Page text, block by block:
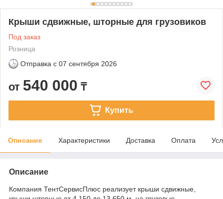
Крыши сдвижные, шторные для грузовиков
Под заказ
Розница
Отправка с 07 сентября 2026
от 540 000 ₸
Купить
Описание Характеристики Доставка Оплата
Описание
Компания ТентСервисПлюс реализует крыши сдвижные,